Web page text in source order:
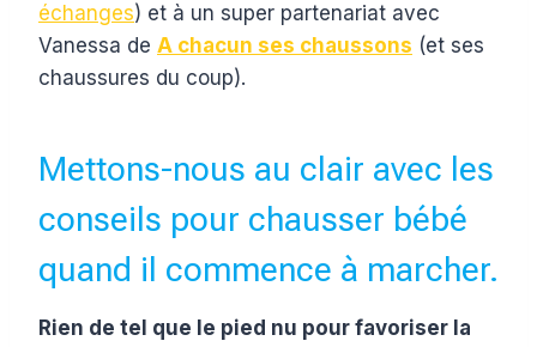
échanges) et à un super partenariat avec
Vanessa de A chacun ses chaussons (et ses
chaussures du coup).
Mettons-nous au clair avec les
conseils pour chausser bébé
quand il commence à marcher.
Rien de tel que le pied nu pour favoriser la